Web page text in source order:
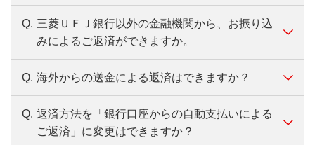
インターネット（会員ページ）でのご確認
会員ページログイン後、ホーム画面にてご確認
いただけます。
会員ページはこちら
ATMでの残高照会によるご確認
残高照会ボタンを押して、バンクイックカード
バンクイックアプリで通知
バンクイックアプリについて、くわしくはこ
ちら
受付時間：平日9：00～21：00、土・日・祝日9：00
～17：00（12/31～1/3は除く）
金口座からの自動支払いによるご返済」、
「ATMによるご返済」、「お振り込みによる
ご返済」があります。 当行口座をお持ちの
方は、自動支払いによるご返済が便利です。
返済方法について、くわしくはこちら
A. 三菱ＵＦＪ銀行のATMとセブン銀行ATM・ロ
ーソン銀行ATM・イーネットATMでご返済で
する場合は、いつでも利用手数料無料です。
ローソン銀行ATMは「ローソン銀行ATMマーク」のあ
るATMが対象となります。
Q. 三菱ＵＦＪ銀行以外の金融機関から、お振り込
みによるご返済ができますか。
A. 会員ページ・バンクイックアプリから、Pay-
easyを利用して振り込みでご返済いただけま
す。その場合、振込手数料は無料です。
Q. 海外からの送金による返済はできますか？
A. 海外からの送金による返済はお取り扱いして
おりません。
Q. 返済方法を「銀行口座からの自動支払いによる
ご返済」に変更はできますか？